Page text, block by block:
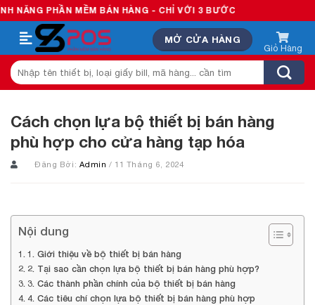
Skip
to
content
BÁN HÀNG - CHỈ VỚI 3 BƯỚC
MỞ CỬA HÀNG
Tìm
kiếm:
Cách chọn lựa bộ thiết bị bán hàng
phù hợp cho cửa hàng tạp hóa
Đăng Bởi: Admin/ 11 Tháng 6, 2024
Nội dung
1. Giới thiệu về bộ thiết bị bán hàng
2. Tại sao cần chọn lựa bộ thiết bị bán hàng phù hợp?
3. Các thành phần chính của bộ thiết bị bán hàng
4. Các tiêu chí chọn lựa bộ thiết bị bán hàng phù hợp